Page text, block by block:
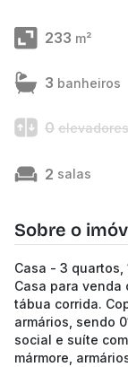
233 m²
3 banheiros
0 elevadores
2 salas
Sobre o
Casa - 3 quartos,
Casa para venda
tábua corrida.
armários, sendo
social e suíte
mármore,